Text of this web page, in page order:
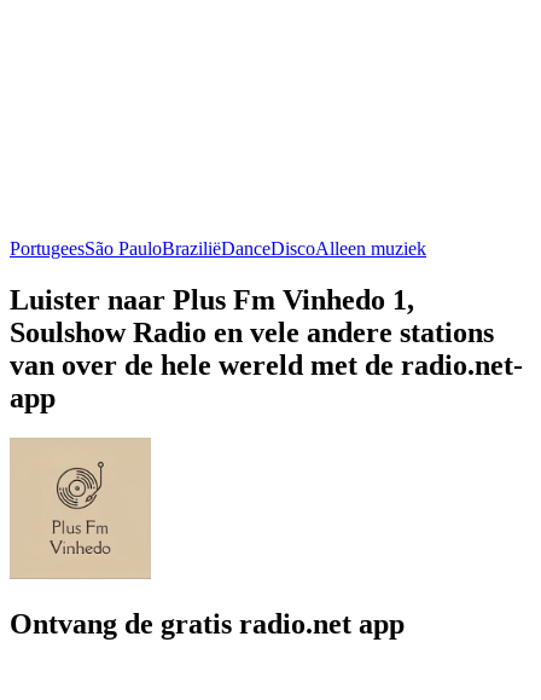
PortugeesSão PauloBraziliëDanceDiscoAlleen muziek
Luister naar Plus Fm Vinhedo 1,
Soulshow Radio en vele andere stations
van over de hele wereld met de radio.net-
app
Ontvang de gratis radio.net app